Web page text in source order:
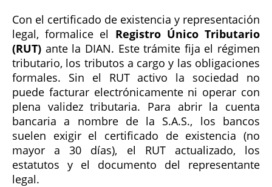
Con el certificado de existencia y representación
legal, formalice el Registro Único Tributario
(RUT) ante la DIAN. Este trámite fija el régimen
tributario, los tributos a cargo y las obligaciones
formales. Sin el RUT activo la sociedad no
puede facturar electrónicamente ni operar con
plena validez tributaria. Para abrir la cuenta
bancaria a nombre de la S.A.S., los bancos
suelen exigir el certificado de existencia (no
mayor a 30 días), el RUT actualizado, los
estatutos y el documento del representante
legal.